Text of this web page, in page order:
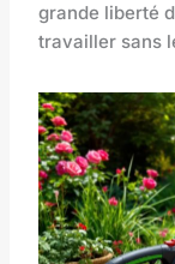
grande liberté
travailler sans